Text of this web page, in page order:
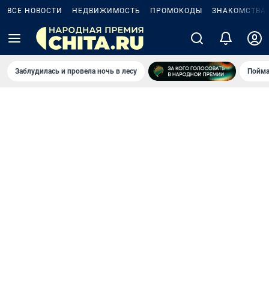
ВСЕ НОВОСТИ НЕДВИЖИМОСТЬ ПРОМОКОДЫ ЗНАКОМСТВА
Заблудилась и провела ночь в лесу